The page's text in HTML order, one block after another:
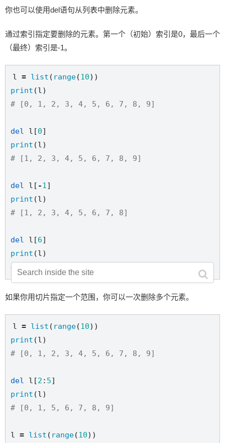
你也可以使用del语句从列表中删除元素。
通过索引指定要删除的元素。第一个（初始）索引是0，最后一个
（最终）索引是-1。
l = list ( range(10
print
# [0, 1, 2, 3, 4, 5, 6, 7, 8, 9]
del l[0
print
# [1, 2, 3, 4, 5, 6, 7, 8, 9]
del l[ -1
print
# [1, 2, 3, 4, 5, 6, 7, 8]
del l[6
print
# [1, 2, 3, 4, 5, 6, 8]
如果你用切片指定一个范围，你可以一次删除多个元素。
l = list ( range(10
print
# [0, 1, 2, 3, 4, 5, 6, 7, 8, 9]
del l[2 : 5
print
# [0, 1, 5, 6, 7, 8, 9]
l = list ( range(10